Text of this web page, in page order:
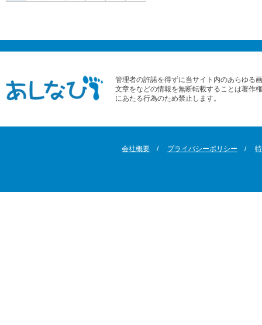
管理者の許諾を得ずに当サイト内のあらゆる
文章をなどの情報を無断転載することは著作
にあたる行為のため禁止します。
会社概要 プライバシーポリシー